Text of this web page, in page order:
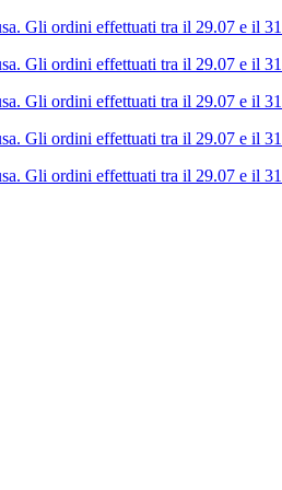
Gli ordini effettuati tra il 29.07 e il
Gli ordini effettuati tra il 29.07 e il
Gli ordini effettuati tra il 29.07 e il
Gli ordini effettuati tra il 29.07 e il
Gli ordini effettuati tra il 29.07 e il